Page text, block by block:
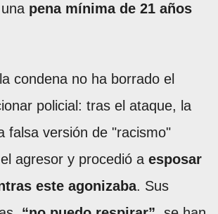
pena mínima de 21 años
condena no ha borrado el
policial: tras el ataque, la
falsa versión de "racismo"
agresor y procedió a esposar
este agonizaba. Sus